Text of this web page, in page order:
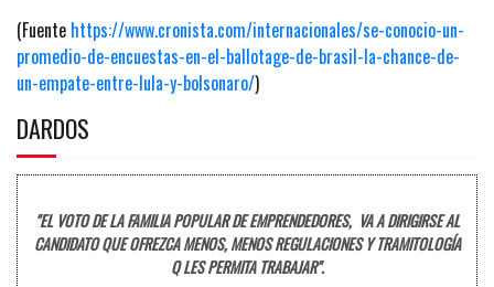
(Fuente https://www.cronista.com/internacionales/se-conocio-un-
promedio-de-encuestas-en-el-ballotage-de-brasil-la-chance-de-
un-empate-entre-lula-y-bolsonaro/)
DARDOS
"EL VOTO DE LA FAMILIA POPULAR DE EMPRENDEDORES, VA A DIRIGIRSE AL
CANDIDATO QUE OFREZCA MENOS, MENOS REGULACIONES Y TRAMITOLOGÍA
Q LES PERMITA TRABAJAR".